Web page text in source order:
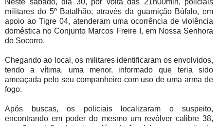
militares do 5º Batalhão, através da guarnição Búfalo, em
apoio ao Tigre 04, atenderam uma ocorrência de violência
doméstica no Conjunto Marcos Freire I, em Nossa Senhora
do Socorro.
Chegando ao local, os militares identificaram os envolvidos,
tendo a vítima, uma menor, informado que teria sido
ameaçada pelo seu companheiro com uso de uma arma de
fogo.
Após buscas, os policiais localizaram o suspeito,
encontrando em poder do mesmo um revólver calibre 38,